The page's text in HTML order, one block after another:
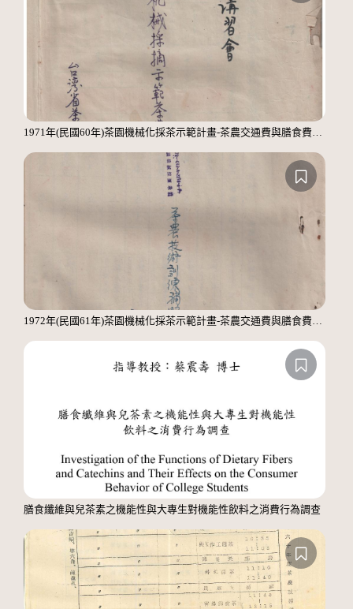
1971年(民國60年)茶園機械化採茶示範計畫-茶農交通費與膳食費印領清冊
1972年(民國61年)茶園機械化採茶示範計畫-茶農交通費與膳食費印領清冊
膳食纖維與兒茶素之機能性與大專生對機能性飲料之消費行為調查